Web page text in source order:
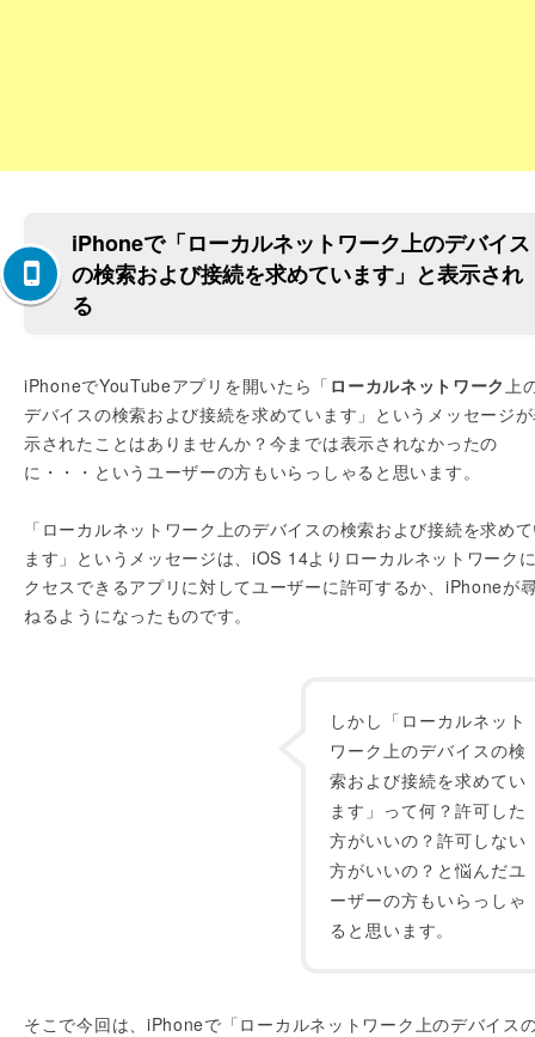
iPhoneで「ローカルネットワーク上のデバイス
の検索および接続を求めています」と表示され
る
iPhoneでYouTubeアプリを開いたら「 ローカルネットワーク上
デバイスの検索および接続を求めています」というメッセージ
示されたことはありませんか？今までは表示されなかったの
に・・・というユーザーの方もいらっしゃると思います。
「ローカルネットワーク上のデバイスの検索および接続を求め
ます」というメッセージは、iOS 14よりローカルネットワーク
クセスできるアプリに対してユーザーに許可するか、iPhoneが
ねるようになったものです。
しかし「ローカルネット
ワーク上のデバイスの検
索および接続を求めてい
ます」って何？許可した
方がいいの？許可しない
方がいいの？と悩んだユ
ーザーの方もいらっしゃ
ると思います。
そこで今回は、iPhoneで「ローカルネットワーク上のデバイス